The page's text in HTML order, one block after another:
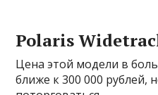
Polaris
Цена этой модели в
ближе к 300 000 рублей,